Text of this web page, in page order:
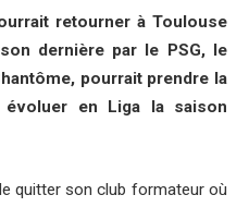
retourner à Toulouse
dernière par le PSG, le
pourrait prendre la
évoluer en Liga la saison
quitter son club formateur où